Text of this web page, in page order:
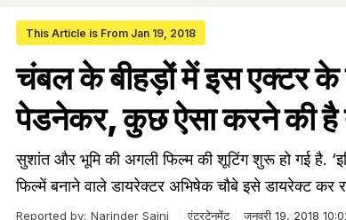
This Article is From Jan 19, 2018
चंबल के बीहड़ों में इस एक्टर के
पेडनेकर, कुछ ऐसा करने की है
सुशांत और भूमि की अगली फिल्म की शूटिंग शुरू हो गई है.
फिल्में बनाने वाले डायरेक्टर अभिषेक चौबे इसे डायरेक्ट कर
Reported by: Narinder Saini एंटरटेनमेंट जनवरी 19, 2018